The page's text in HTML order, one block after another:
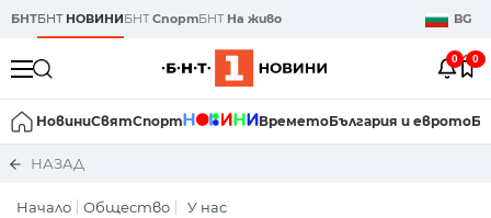
БНТБНТ НОВИНИБНТСпортБНТ На живо BG
0 0
НовиниСвятСпорт ВреметоБългария и еврото
НАЗАД
Начало Общество У нас